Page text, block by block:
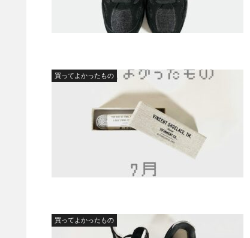
買ってよかったもの
買ってよかったもの